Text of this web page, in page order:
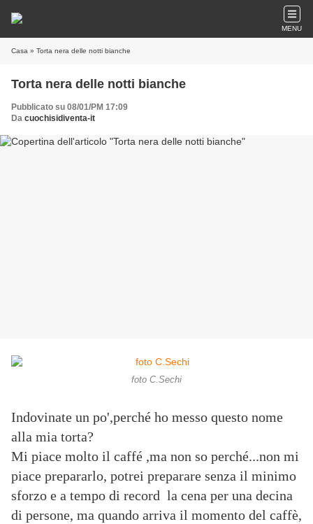
MENU
Casa » Torta nera delle notti bianche
Torta nera delle notti bianche
Pubblicato su 08/01/PM 17:09
Da cuochisidiventa-it
foto C.Sechi
Indovinate un po',perché ho messo questo nome
alla mia torta?
Mi piace molto il caffé ,ma non so perché...non mi
piace prepararlo, potrei preparare senza il minimo
sforzo e a tempo di record la cena per una decina
di persone, ma quando arriva il momento del caffè,